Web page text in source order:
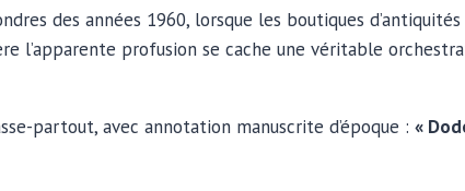
des années 1960, lorsque les boutiques
l’apparente profusion se cache une véritable
partout, avec annotation manuscrite d’époque : «